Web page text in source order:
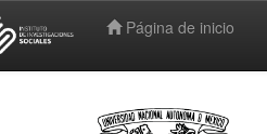
Página de inicio